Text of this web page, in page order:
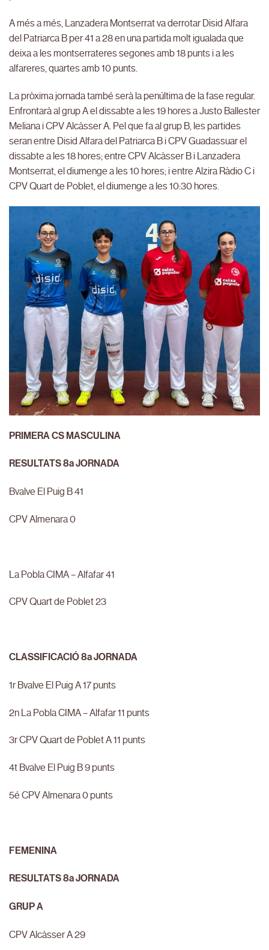
A més a més, Lanzadera Montserrat va derrotar Disid Alfara
del Patriarca B per 41 a 28 en una partida molt igualada que
deixa a les montserrateres segones amb 18 punts i a les
alfareres, quartes amb 10 punts.
La pròxima jornada també serà la penúltima de la fase regular.
Enfrontarà al grup A el dissabte a les 19 hores a Justo Ballester
Meliana i CPV Alcàsser A. Pel que fa al grup B, les partides
seran entre Disid Alfara del Patriarca B i CPV Guadassuar el
dissabte a les 18 hores; entre CPV Alcàsser B i Lanzadera
Montserrat, el diumenge a les 10 hores; i entre Alzira Ràdio C i
CPV Quart de Poblet, el diumenge a les 10:30 hores.
PRIMERA CS MASCULINA
RESULTATS 8a JORNADA
Bvalve El Puig B 41
CPV Almenara 0
La Pobla CIMA – Alfafar 41
CPV Quart de Poblet 23
CLASSIFICACIÓ 8a JORNADA
1r Bvalve El Puig A 17 punts
2n La Pobla CIMA – Alfafar 11 punts
3r CPV Quart de Poblet A 11 punts
4t Bvalve El Puig B 9 punts
5é CPV Almenara 0 punts
FEMENINA
RESULTATS 8a JORNADA
GRUP A
CPV Alcàsser A 29